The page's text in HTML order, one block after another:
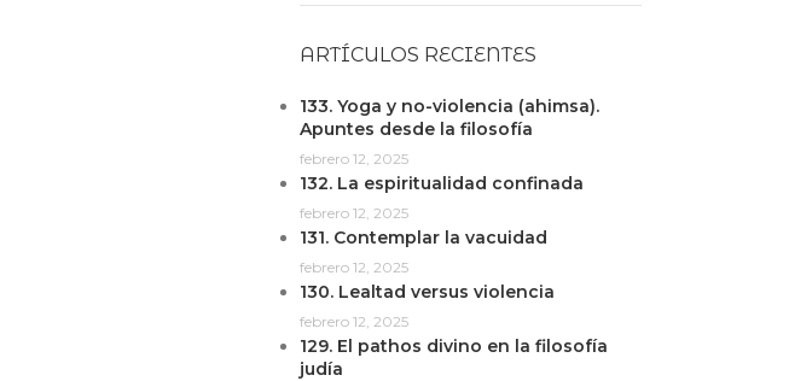
ARTÍCULOS RECIENTES
133. Yoga y no-violencia (ahimsa).
Apuntes desde la filosofía
febrero 12, 2025
132. La espiritualidad confinada
febrero 12, 2025
131. Contemplar la vacuidad
febrero 12, 2025
130. Lealtad versus violencia
febrero 12, 2025
129. El pathos divino en la filosofía
judía